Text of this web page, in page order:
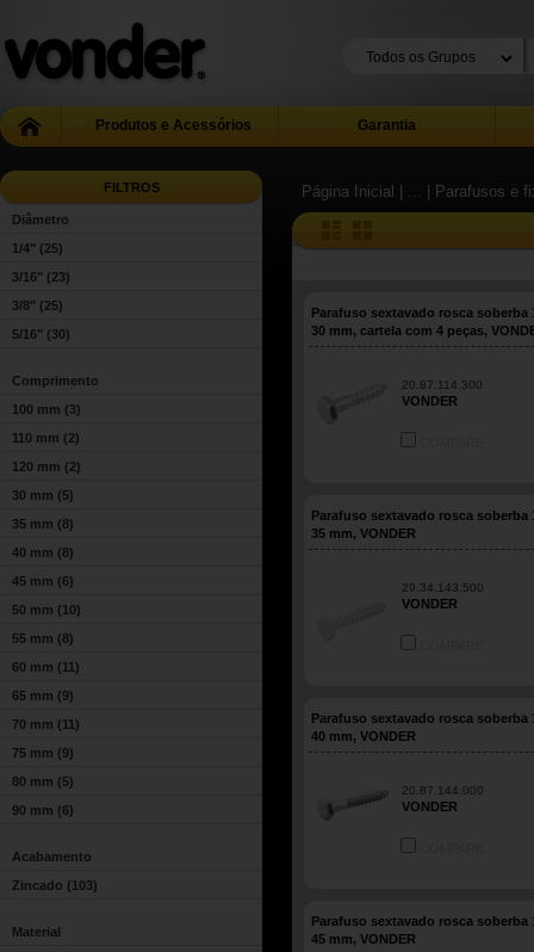
Produtos e Acessórios Garantia
FILTROS
Diâmetro
1/4" (25)
3/16" (23)
3/8" (25)
5/16" (30)
Comprimento
100 mm (3)
110 mm (2)
120 mm (2)
30 mm (5)
35 mm (8)
40 mm (8)
45 mm (6)
50 mm (10)
55 mm (8)
60 mm (11)
65 mm (9)
70 mm (11)
75 mm (9)
80 mm (5)
90 mm (6)
Acabamento
Zincado (103)
Material
Página Inicial | ... | Parafusos e
Parafuso sextavado rosca soberba
30 mm, cartela com 4 peças,
20.87.114.300
VONDER
Parafuso sextavado rosca soberba
35 mm, VONDER
29.34.143.500
VONDER
Parafuso sextavado rosca soberba
40 mm, VONDER
20.87.144.000
VONDER
Parafuso sextavado rosca soberba
45 mm, VONDER